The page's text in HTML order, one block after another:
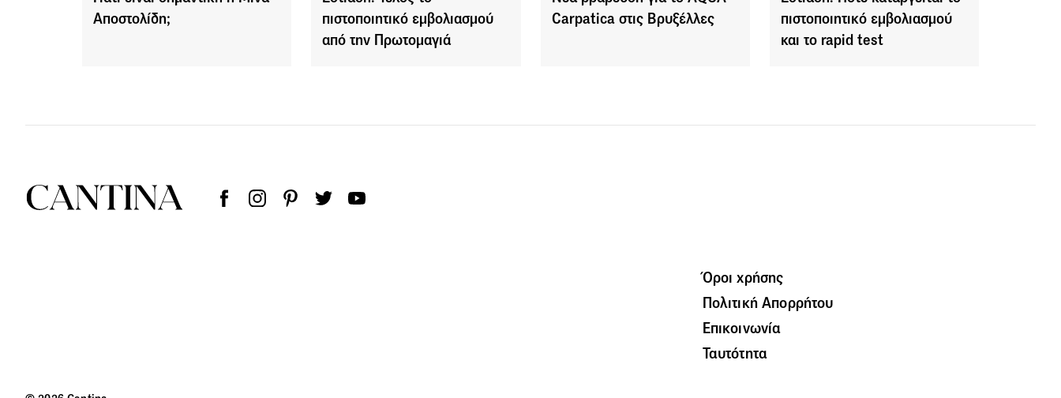
Αποστολίδη;
πιστοποιητικό εμβολιασμού
από την Πρωτομαγιά
Carpatica στις Βρυξέλλες
πιστοποιητικό εμβολιασμού
και το rapid test
Όροι χρήσης
Πολιτική Απορρήτου
Επικοινωνία
Ταυτότητα